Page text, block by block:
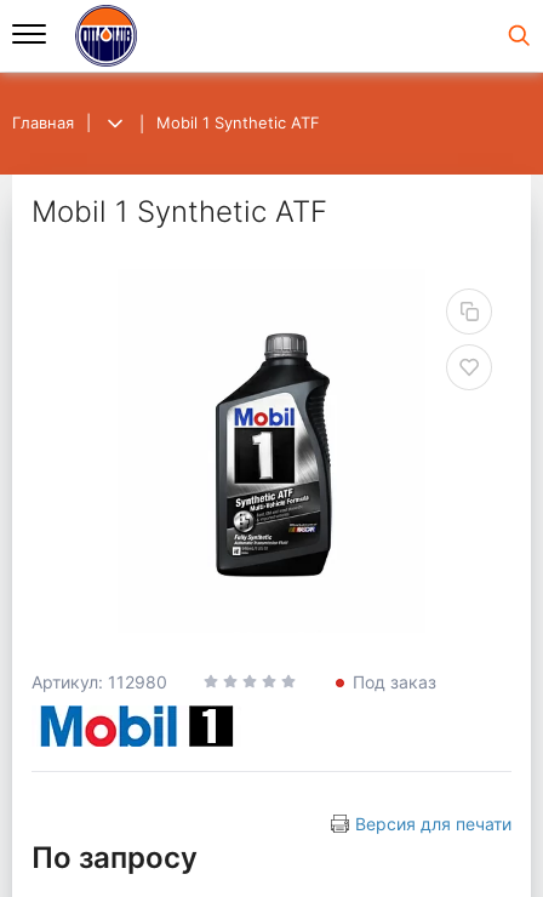
Главная Mobil 1 Synthetic ATF
Mobil 1 Synthetic ATF
Артикул: 112980 Под заказ
Версия для печати
По запросу